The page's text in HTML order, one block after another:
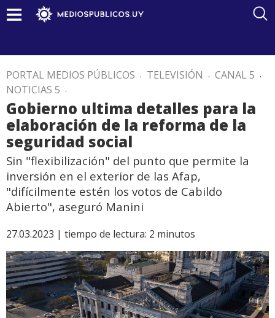
PORTAL MEDIOS PÚBLICOS . TELEVISIÓN . CANAL 5 .
NOTICIAS 5 .
Gobierno ultima detalles para la
elaboración de la reforma de la
seguridad social
Sin "flexibilización" del punto que permite la
inversión en el exterior de las Afap,
"difícilmente estén los votos de Cabildo
Abierto", aseguró Manini
27.03.2023 | tiempo de lectura: 2 minutos